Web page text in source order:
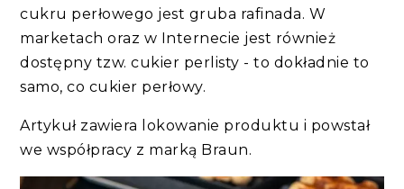
cukru perłowego jest gruba rafinada. W
marketach oraz w Internecie jest również
dostępny tzw. cukier perlisty - to dokładnie to
samo, co cukier perłowy.
Artykuł zawiera lokowanie produktu i powstał
we współpracy z marką Braun.